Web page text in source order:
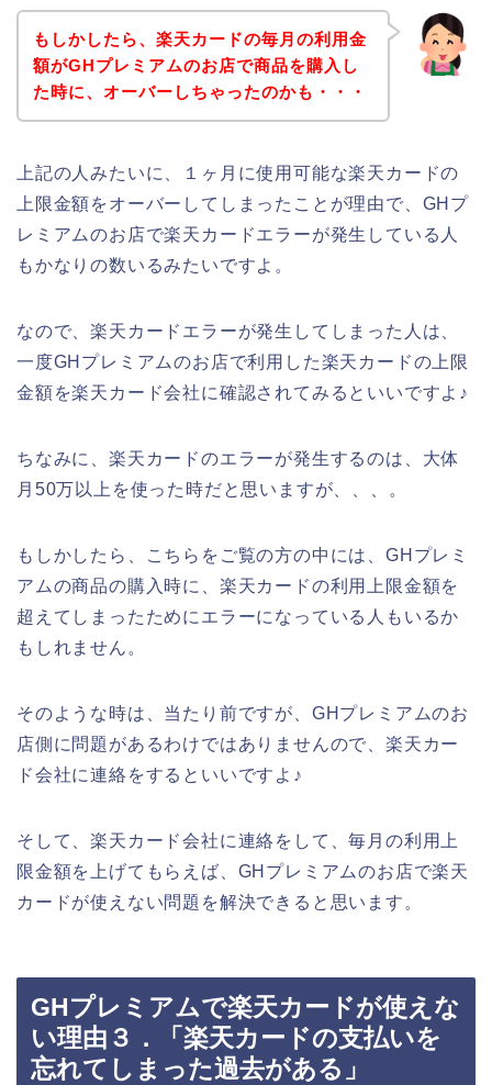
もしかしたら、楽天カードの毎月の利用金
額がGHプレミアムのお店で商品を購入し
た時に、オーバーしちゃったのかも・・・
上記の人みたいに、１ヶ月に使用可能な楽天カードの
上限金額をオーバーしてしまったことが理由で、GHプ
レミアムのお店で楽天カードエラーが発生している人
もかなりの数いるみたいですよ。
なので、楽天カードエラーが発生してしまった人は、
一度GHプレミアムのお店で利用した楽天カードの上限
金額を楽天カード会社に確認されてみるといいですよ♪
ちなみに、楽天カードのエラーが発生するのは、大体
月50万以上を使った時だと思いますが、、、。
もしかしたら、こちらをご覧の方の中には、GHプレミ
アムの商品の購入時に、楽天カードの利用上限金額を
超えてしまったためにエラーになっている人もいるか
もしれません。
そのような時は、当たり前ですが、GHプレミアムのお
店側に問題があるわけではありませんので、楽天カー
ド会社に連絡をするといいですよ♪
そして、楽天カード会社に連絡をして、毎月の利用上
限金額を上げてもらえば、GHプレミアムのお店で楽天
カードが使えない問題を解決できると思います。
GHプレミアムで楽天カードが使えな
い理由３．「楽天カードの支払いを
忘れてしまった過去がある」